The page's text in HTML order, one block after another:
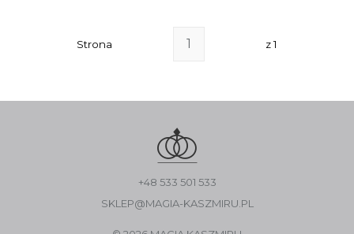
Strona z 1
+48 533 501 533
SKLEP@MAGIA-KASZMIRU.PL